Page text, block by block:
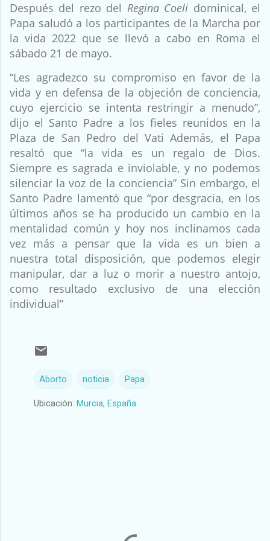
Después del rezo del Regina Coeli dominical, el
Papa saludó a los participantes de la Marcha por
la vida 2022 que se llevó a cabo en Roma el
sábado 21 de mayo.
“Les agradezco su compromiso en favor de la
vida y en defensa de la objeción de conciencia,
cuyo ejercicio se intenta restringir a menudo”,
dijo el Santo Padre a los fieles reunidos en la
Plaza de San Pedro del Vati Además, el Papa
resaltó que “la vida es un regalo de Dios.
Siempre es sagrada e inviolable, y no podemos
silenciar la voz de la conciencia” Sin embargo, el
Santo Padre lamentó que “por desgracia, en los
últimos años se ha producido un cambio en la
mentalidad común y hoy nos inclinamos cada
vez más a pensar que la vida es un bien a
nuestra total disposición, que podemos elegir
manipular, dar a luz o morir a nuestro antojo,
como resultado exclusivo de una elección
individual”
Aborto noticia Papa
Ubicación: Murcia, España